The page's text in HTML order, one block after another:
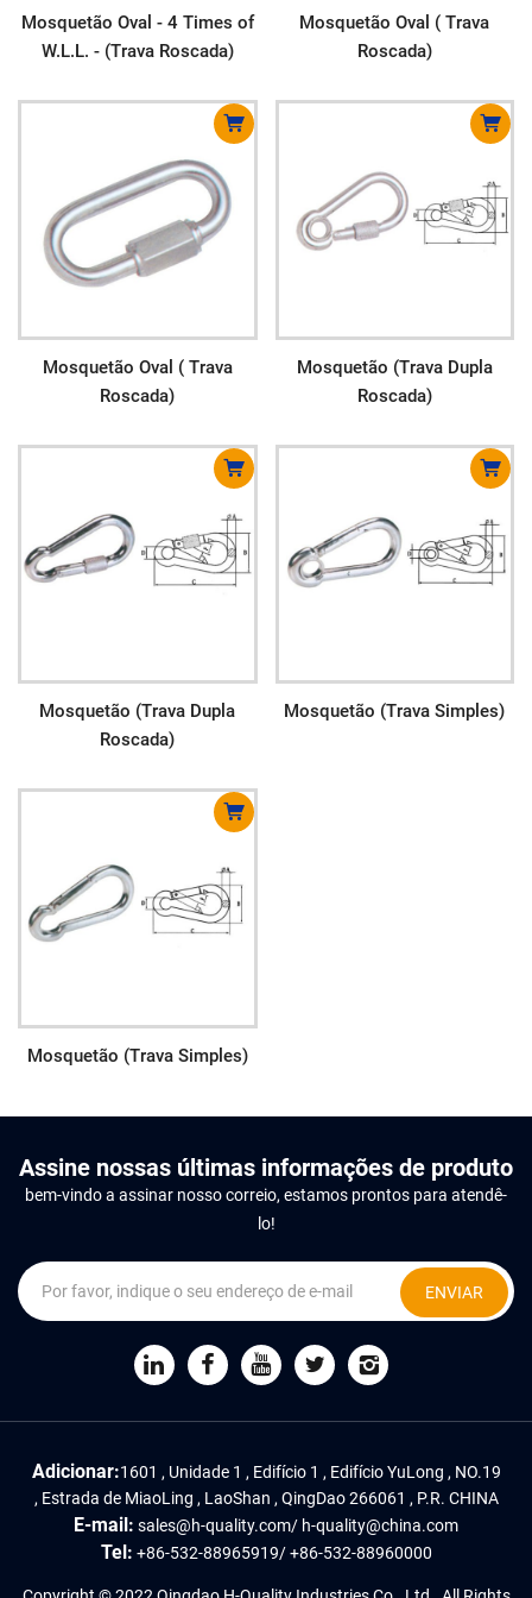
Mosquetão Oval - 4 Times of
W.L.L. - (Trava Roscada)
Mosquetão Oval ( Trava
Roscada)
Mosquetão Oval ( Trava
Roscada)
Mosquetão (Trava Dupla
Roscada)
Mosquetão (Trava Dupla
Roscada)
Mosquetão (Trava Simples)
Mosquetão (Trava Simples)
Assine nossas últimas informações de produto
bem-vindo a assinar nosso correio, estamos prontos para atendê-
lo!
ENVIAR
Adicionar:1601 , Unidade 1 , Edifício 1 , Edifício YuLong , NO.19
, Estrada de MiaoLing , LaoShan , QingDao 266061 , P.R. CHINA
E-mail: sales@h-quality.com/ h-quality@china.com
Tel: +86-532-88965919/+86-532-88960000